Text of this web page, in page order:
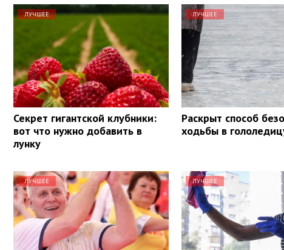
ЛУЧШЕЕ
Секрет гигантской клубники:
вот что нужно добавить в
лунку
ЛУЧШЕЕ
Раскрыт способ
ходьбы в
ЛУЧШЕЕ ЛУЧШЕЕ